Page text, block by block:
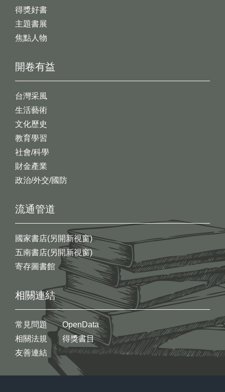
開卷有益
台灣采風
生活藝術
文化歷史
教育學習
社會/科學
財金產業
政治/外交/國防
得獎好書
主題書展
焦點人物
流通管道
國家書店(另開新視窗)
五南書店(另開新視窗)
寄存圖書館
相關連結
常見問題
相關法規
友善連結
OpenData
得獎書目